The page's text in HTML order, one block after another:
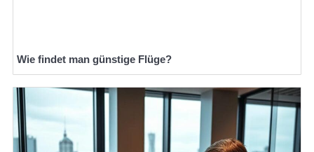
Wie findet man günstige Flüge?